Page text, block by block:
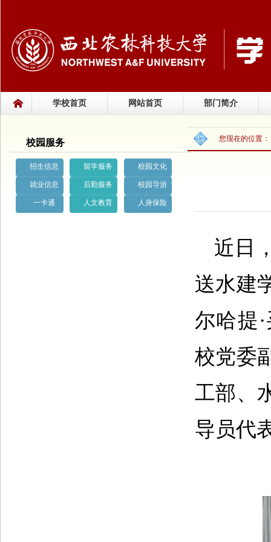
学校首页 网站首页 部门简介
校园服务
招生信息 留学服务 校园文化
就业信息 后勤服务 校园导游
一卡通 人文教育 人身保险
您现在的位置：
近日
送水建
尔哈提
校党委
工部、
导员代